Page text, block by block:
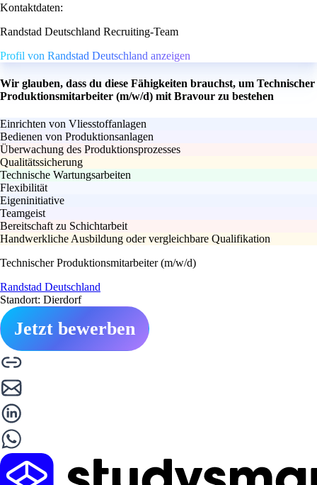
Kontaktdaten:
Randstad Deutschland Recruiting-Team
Profil von Randstad Deutschland anzeigen
Wir glauben, dass du diese Fähigkeiten brauchst, um Technischer
Produktionsmitarbeiter (m/w/d) mit Bravour zu bestehen
Einrichten von Vliesstoffanlagen
Bedienen von Produktionsanlagen
Überwachung des Produktionsprozesses
Qualitätssicherung
Technische Wartungsarbeiten
Flexibilität
Eigeninitiative
Teamgeist
Bereitschaft zu Schichtarbeit
Handwerkliche Ausbildung oder vergleichbare Qualifikation
Technischer Produktionsmitarbeiter (m/w/d)
Randstad Deutschland
Standort: Dierdorf
Jetzt bewerben